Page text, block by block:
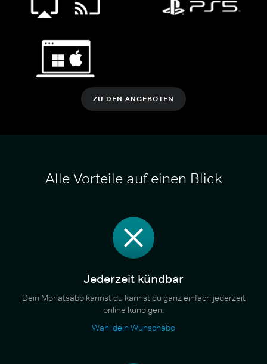
ZU DEN ANGEBOTEN
Alle Vorteile auf einen Blick
Jederzeit kündbar
Dein Monatsabo kannst du kannst du ganz einfach jederzeit
online kündigen.
Wähl dein Wunschabo